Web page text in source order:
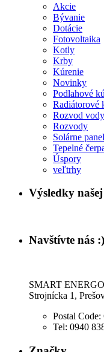
Akcie
Bývanie
Dotácie
Fotovoltaika
Kotly
Krby
Kúrenie
Novinky
Podlahové
Radiátorové
Rozvod vody
Rozvody
Solárne
Tepelné
Úspory
veľtrhy
Výsledky
Navštívte nás :)
SMART
Strojnícka 1,
Postal Code:
Tel: 0940